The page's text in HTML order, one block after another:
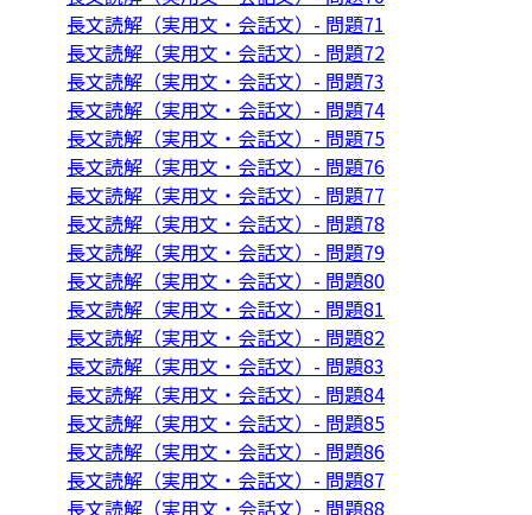
長文読解（実用文・会話文）- 問題71
長文読解（実用文・会話文）- 問題72
長文読解（実用文・会話文）- 問題73
長文読解（実用文・会話文）- 問題74
長文読解（実用文・会話文）- 問題75
長文読解（実用文・会話文）- 問題76
長文読解（実用文・会話文）- 問題77
長文読解（実用文・会話文）- 問題78
長文読解（実用文・会話文）- 問題79
長文読解（実用文・会話文）- 問題80
長文読解（実用文・会話文）- 問題81
長文読解（実用文・会話文）- 問題82
長文読解（実用文・会話文）- 問題83
長文読解（実用文・会話文）- 問題84
長文読解（実用文・会話文）- 問題85
長文読解（実用文・会話文）- 問題86
長文読解（実用文・会話文）- 問題87
長文読解（実用文・会話文）- 問題88